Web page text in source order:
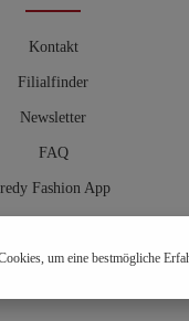
Kontakt
Filialfinder
Newsletter
FAQ
Fashion App
Hosenberater
um eine bestmögliche